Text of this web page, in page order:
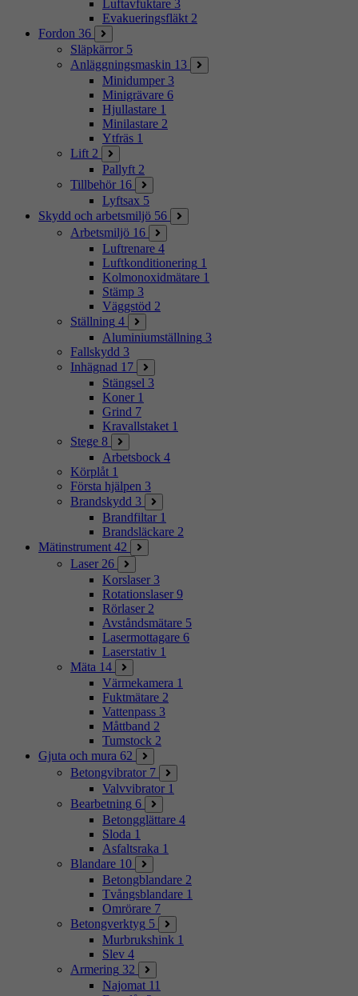
Luftavfuktare 3
Evakueringsfläkt 2
Fordon 36
Släpkärror 5
Anläggningsmaskin 13
Minidumper 3
Minigrävare 6
Hjullastare 1
Minilastare 2
Ytfräs 1
Lift 2
Pallyft 2
Tillbehör 16
Lyftsax 5
Skydd och arbetsmiljö 56
Arbetsmiljö 16
Luftrenare 4
Luftkonditionering 1
Kolmonoxidmätare 1
Stämp 3
Väggstöd 2
Ställning 4
Aluminiumställning 3
Fallskydd 3
Inhägnad 17
Stängsel 3
Koner 1
Grind 7
Kravallstaket 1
Stege 8
Arbetsbock 4
Körplåt 1
Första hjälpen 3
Brandskydd 3
Brandfiltar 1
Brandsläckare 2
Mätinstrument 42
Laser 26
Korslaser 3
Rotationslaser 9
Rörlaser 2
Avståndsmätare 5
Lasermottagare 6
Laserstativ 1
Mäta 14
Värmekamera 1
Fuktmätare 2
Vattenpass 3
Måttband 2
Tumstock 2
Gjuta och mura 62
Betongvibrator 7
Valvvibrator 1
Bearbetning 6
Betongglättare 4
Sloda 1
Asfaltsraka 1
Blandare 10
Betongblandare 2
Tvångsblandare 1
Omrörare 7
Betongverktyg 5
Murbrukshink 1
Slev 4
Armering 32
Najomat 11